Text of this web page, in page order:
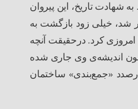
شهادت تاریخ، این پیروان
شد، خیلی زود بازگشت به
امروزی کرد. درحقیقت آنچه
اندیشهی وی جاری شده
«جمع‌بندی» ساختمان